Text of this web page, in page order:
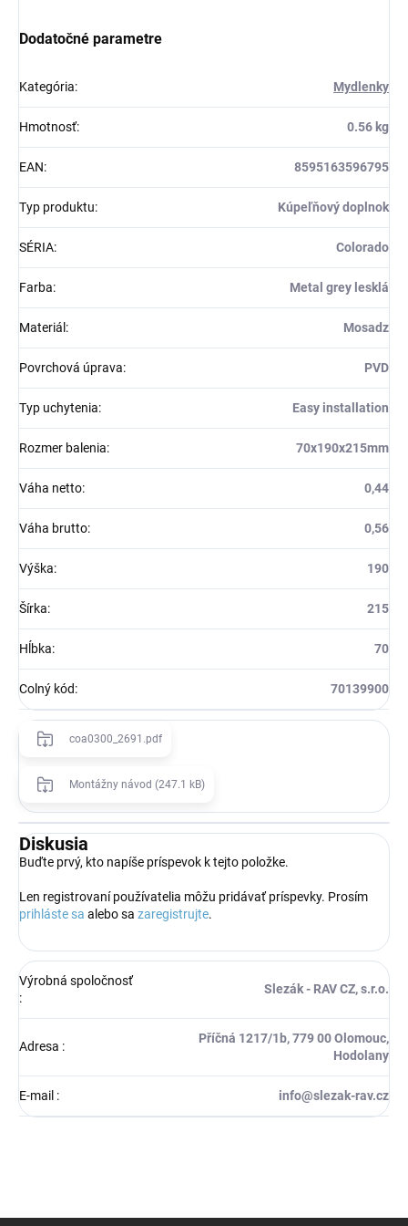
Dodatočné parametre
Kategória: Mydlenky
Hmotnosť: 0.56 kg
EAN: 8595163596795
Typ produktu: Kúpeľňový doplnok
SÉRIA: Colorado
Farba: Metal grey lesklá
Materiál : Mosadz
Povrchová úprava: PVD
Typ uchytenia: Easy installation
Rozmer balenia: 70x190x215mm
Váha netto: 0,44
Váha brutto: 0,56
Výška: 190
Šírka: 215
Hĺbka: 70
Colný kód: 70139900
coa0300_2691.pdf
Montážny návod (247.1 kB)
Diskusia
Buďte prvý, kto napíše príspevok k tejto položke.
Len registrovaní používatelia môžu pridávať príspevky. Prosím
prihláste sa alebo sa zaregistrujte.
Výrobná spoločnosť
:
Slezák - RAV CZ, s.r.o.
Adresa :
Příčná 1217/1b, 779 00 Olomouc,
Hodolany
E-mail : info@slezak-rav.cz